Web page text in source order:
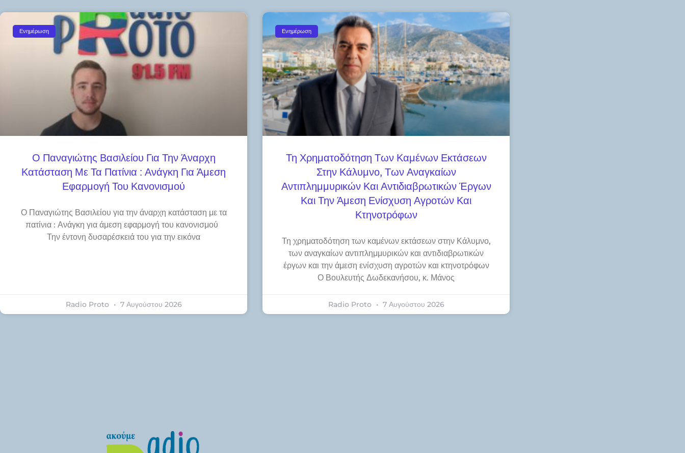
Ενημέρωση
Ο Παναγιώτης Βασιλείου Για Την Άναρχη
Κατάσταση Με Τα Πατίνια : Ανάγκη Για Άμεση
Εφαρμογή Του Κανονισμού
Ο Παναγιώτης Βασιλείου για την άναρχη κατάσταση με τα
πατίνια : Ανάγκη για άμεση εφαρμογή του κανονισμού
Την έντονη δυσαρέσκειά του για την εικόνα
Radio Proto 7 Αυγούστου 2026
Ενημέρωση
Τη Χρηματοδότηση Των Καμένων Εκτάσεων
Στην Κάλυμνο, Των Αναγκαίων
Αντιπλημμυρικών Και Αντιδιαβρωτικών Έργων
Και Την Άμεση Ενίσχυση Αγροτών Και
Κτηνοτρόφων
Τη χρηματοδότηση των καμένων εκτάσεων στην Κάλυμνο,
των αναγκαίων αντιπλημμυρικών και αντιδιαβρωτικών
έργων και την άμεση ενίσχυση αγροτών και κτηνοτρόφων
Ο Βουλευτής Δωδεκανήσου, κ. Μάνος
Radio Proto 7 Αυγούστου 2026